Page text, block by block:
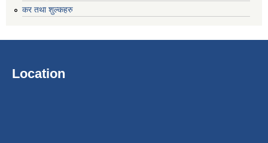
कर तथा शुल्कहरु
Location